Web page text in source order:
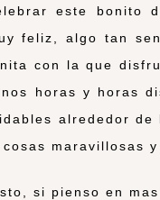
este bonito
feliz, algo tan
con la que
horas y horas
alrededor
maravillosas
si pienso en